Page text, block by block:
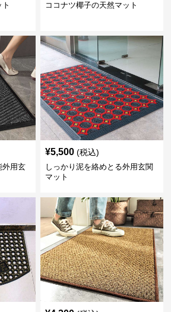
ココナツ椰子の天然マット
外用玄
¥5,500 (税込)
しっかり泥を絡めとる外用玄関
マット